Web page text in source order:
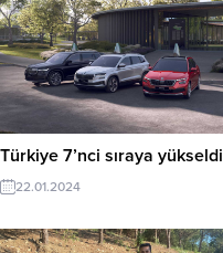
Türkiye 7’nci sıraya yükseldi
22.01.2024